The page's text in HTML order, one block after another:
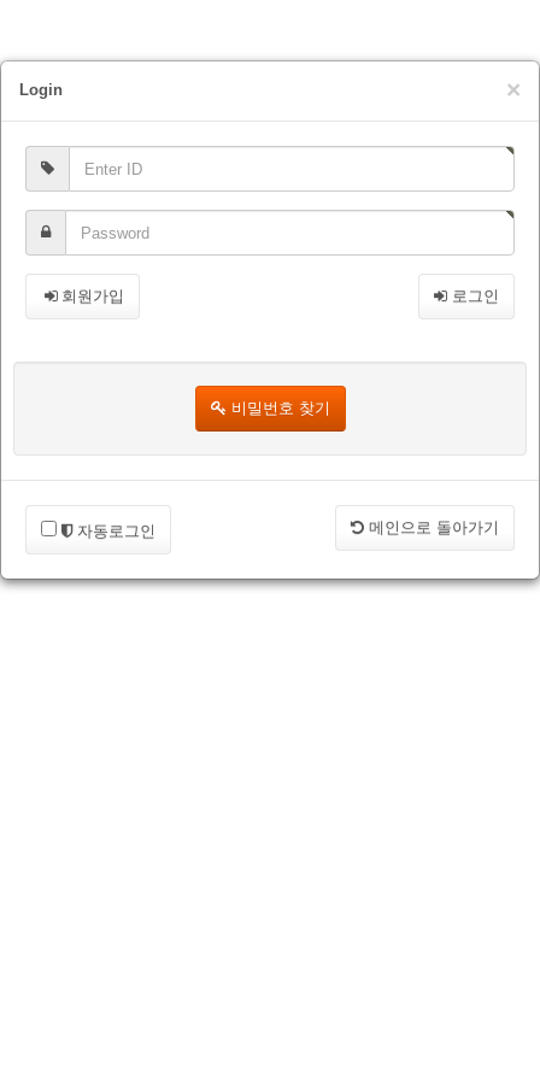
×
Login
로그인
회원가입
비밀번호 찾기
자동로그인 메인으로 돌아가기